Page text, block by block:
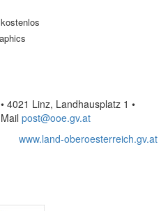
4021 Linz, Landhausplatz 1 •
post@ooe.gv.at
www.land-oberoesterreich.gv.at